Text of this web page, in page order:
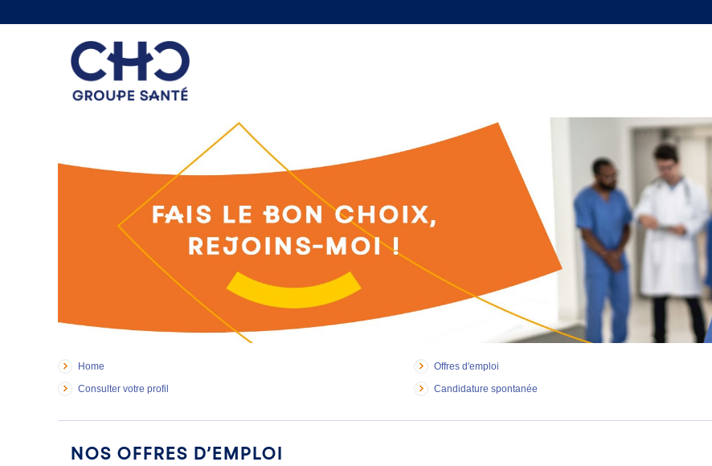
Home
Offres d'emploi
Consulter votre profil
Candidature spontanée
Nos offres d’emploi